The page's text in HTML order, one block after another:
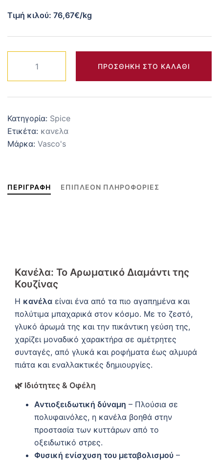
Τιμή κιλού: 76,67€/kg
Ινδονησίας
ποσότητα
ΠΡΟΣΘΉΚΗ ΣΤΟ ΚΑΛΆΘΙ
Κατηγορία: Spice
Ετικέτα: κανελα
Μάρκα: Vasco's
ΠΕΡΙΓΡΑΦΉ ΕΠΙΠΛΈΟΝ ΠΛΗΡΟΦΟΡΊΕΣ
Κανέλα: Το Αρωματικό Διαμάντι της
Κουζίνας
Η κανέλα είναι ένα από τα πιο αγαπημένα και
πολύτιμα μπαχαρικά στον κόσμο. Με το ζεστό,
γλυκό άρωμά της και την πικάντικη γεύση της,
χαρίζει μοναδικό χαρακτήρα σε αμέτρητες
συνταγές, από γλυκά και ροφήματα έως αλμυρά
πιάτα και εναλλακτικές δημιουργίες.
🌿 Ιδιότητες & Οφέλη
Αντιοξειδωτική δύναμη – Πλούσια σε
πολυφαινόλες, η κανέλα βοηθά στην
προστασία των κυττάρων από το
οξειδωτικό στρες.
Φυσική ενίσχυση του μεταβολισμού –